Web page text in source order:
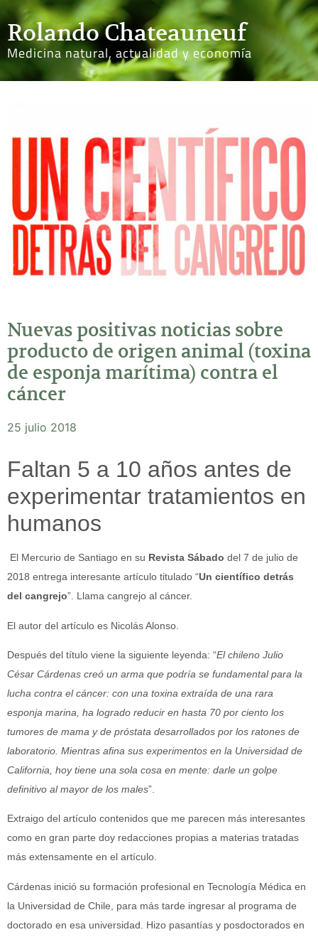
Rolando Chateauneuf
Medicina natural, actualidad y economía
Nuevas positivas noticias sobre
producto de origen animal (toxina
de esponja marítima) contra el
cáncer
25 julio 2018
Faltan 5 a 10 años antes de
experimentar tratamientos en
humanos
El Mercurio de Santiago en su Revista Sábado del 7 de julio de
2018 entrega interesante artículo titulado “Un científico detrás
del cangrejo”. Llama cangrejo al cáncer.
El autor del artículo es Nicolás Alonso.
Después del título viene la siguiente leyenda: “El chileno Julio
César Cárdenas creó un arma que podría se fundamental para la
lucha contra el cáncer: con una toxina extraída de una rara
esponja marina, ha logrado reducir en hasta 70 por ciento los
tumores de mama y de próstata desarrollados por los ratones de
laboratorio. Mientras afina sus experimentos en la Universidad de
California, hoy tiene una sola cosa en mente: darle un golpe
definitivo al mayor de los males”.
Extraigo del artículo contenidos que me parecen más interesantes
como en gran parte doy redacciones propias a materias tratadas
más extensamente en el artículo.
Cárdenas inició su formación profesional en Tecnología Médica en
la Universidad de Chile, para más tarde ingresar al programa de
doctorado en esa universidad. Hizo pasantías y posdoctorados en